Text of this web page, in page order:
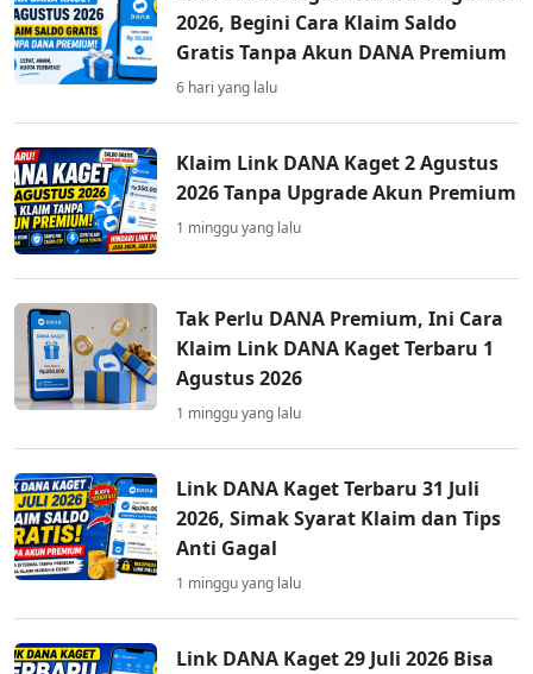
2026, Begini Cara Klaim Saldo
Gratis Tanpa Akun DANA Premium
6 hari yang lalu
Klaim Link DANA Kaget 2 Agustus
2026 Tanpa Upgrade Akun Premium
1 minggu yang lalu
Tak Perlu DANA Premium, Ini Cara
Klaim Link DANA Kaget Terbaru 1
Agustus 2026
1 minggu yang lalu
Link DANA Kaget Terbaru 31 Juli
2026, Simak Syarat Klaim dan Tips
Anti Gagal
1 minggu yang lalu
Link DANA Kaget 29 Juli 2026 Bisa